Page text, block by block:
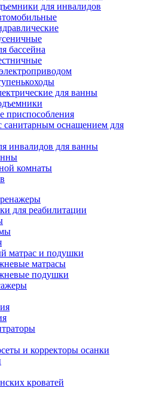
для инвалидов
бассейна
для ванны
приспособления
санитарным оснащением для
инвалидов для ванны
комнаты
для реабилитации
матрас и подушки
матрасы
подушки
и корректоры осанки
кроватей